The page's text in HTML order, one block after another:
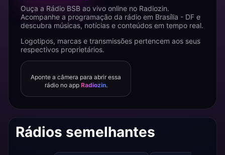
Ouça a Rádio BSB ao vivo online no Radiozin.
Acompanhe a programação da rádio em Brasília - DF e
descubra músicas, notícias e conteúdos em tempo real.
Logotipos, marcas e transmissões pertencem aos seus
respectivos proprietários.
Aponte a câmera para abrir essa
rádio no app Radiozin.
Rádios semelhantes